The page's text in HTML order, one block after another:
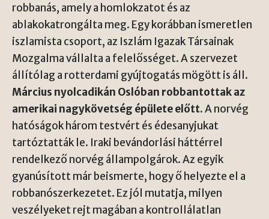
robbanás, amely a homlokzatot és az
ablakokatrongálta meg. Egy korábban ismeretlen
iszlamista csoport, az Iszlám Igazak Társainak
Mozgalma vállalta a felelősséget. A szervezet
állítólag a rotterdami gyújtogatás mögött is áll.
Március nyolcadikán Oslóban robbantottak az
amerikai nagykövetség épülete előtt.A norvég
hatóságok három testvért és édesanyjukat
tartóztatták le. Iraki bevándorlási háttérrel
rendelkező norvég állampolgárok. Az egyik
gyanúsított már beismerte, hogy ő helyezte el a
robbanószerkezetet. Ez jól mutatja, milyen
veszélyeket rejt magában a kontrollálatlan